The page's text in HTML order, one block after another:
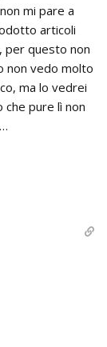
mi pare a
articoli
per questo non
non vedo molto
ma lo vedrei
che pure lì non